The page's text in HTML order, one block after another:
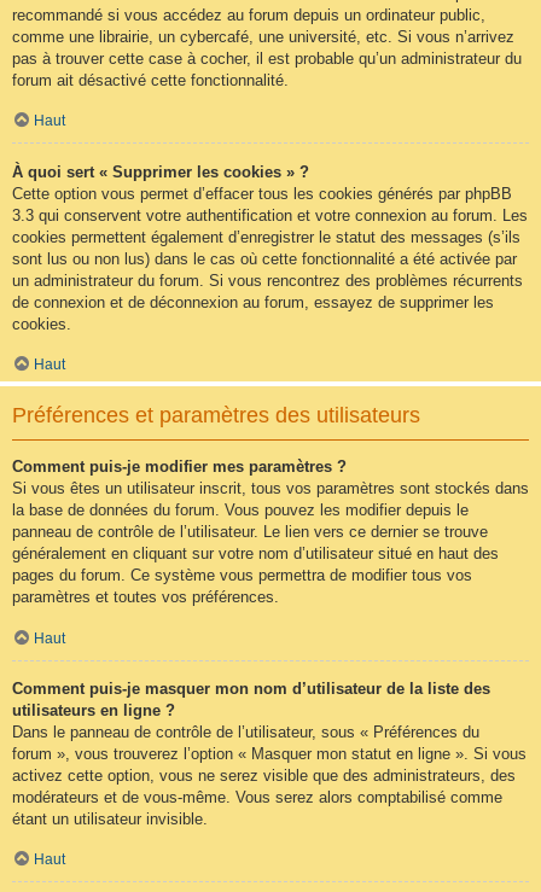
recommandé si vous accédez au forum depuis un ordinateur public,
comme une librairie, un cybercafé, une université, etc. Si vous n’arrivez
pas à trouver cette case à cocher, il est probable qu’un administrateur du
forum ait désactivé cette fonctionnalité.
Haut
À quoi sert « Supprimer les cookies » ?
Cette option vous permet d’effacer tous les cookies générés par phpBB
3.3 qui conservent votre authentification et votre connexion au forum. Les
cookies permettent également d’enregistrer le statut des messages (s’ils
sont lus ou non lus) dans le cas où cette fonctionnalité a été activée par
un administrateur du forum. Si vous rencontrez des problèmes récurrents
de connexion et de déconnexion au forum, essayez de supprimer les
cookies.
Haut
Préférences et paramètres des utilisateurs
Comment puis-je modifier mes paramètres ?
Si vous êtes un utilisateur inscrit, tous vos paramètres sont stockés dans
la base de données du forum. Vous pouvez les modifier depuis le
panneau de contrôle de l’utilisateur. Le lien vers ce dernier se trouve
généralement en cliquant sur votre nom d’utilisateur situé en haut des
pages du forum. Ce système vous permettra de modifier tous vos
paramètres et toutes vos préférences.
Haut
Comment puis-je masquer mon nom d’utilisateur de la liste des
utilisateurs en ligne ?
Dans le panneau de contrôle de l’utilisateur, sous « Préférences du
forum », vous trouverez l’option « Masquer mon statut en ligne ». Si vous
activez cette option, vous ne serez visible que des administrateurs, des
modérateurs et de vous-même. Vous serez alors comptabilisé comme
étant un utilisateur invisible.
Haut